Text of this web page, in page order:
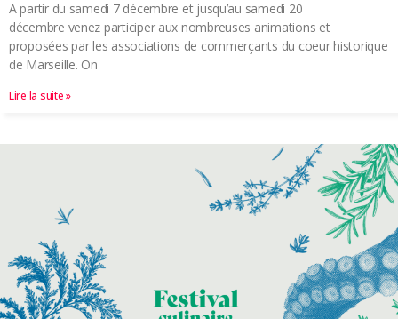
A partir du samedi 7 décembre et jusqu’au samedi 20
décembre venez participer aux nombreuses animations et
proposées par les associations de commerçants du coeur historique
de Marseille. On
Lire la suite »